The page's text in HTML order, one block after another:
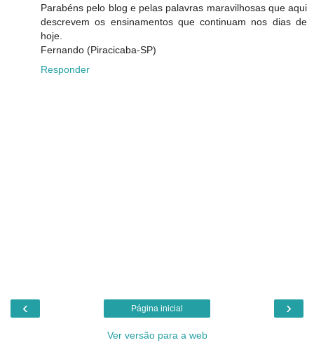
Parabéns pelo blog e pelas palavras maravilhosas que aqui
descrevem os ensinamentos que continuam nos dias de
hoje.
Fernando (Piracicaba-SP)
Responder
‹ ›
Página inicial
Ver versão para a web